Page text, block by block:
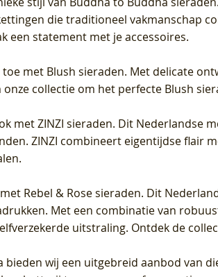
die traditioneel vakmanschap
een statement met je accessoires.
toe met Blush sieraden. Met delicate
collectie om het perfecte Blush
met ZINZI sieraden. Dit Nederlandse
ZINZI combineert eigentijdse flair
Rebel & Rose sieraden. Dit
Met een combinatie van
uitstraling. Ontdek de
bieden wij een uitgebreid aanbod van